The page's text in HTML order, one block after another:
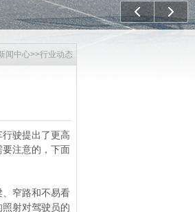
上一个 下一个
闻中心>>行业动态
驶提出了更高
注意的，下面
窄路和不易看
射对驾驶员的